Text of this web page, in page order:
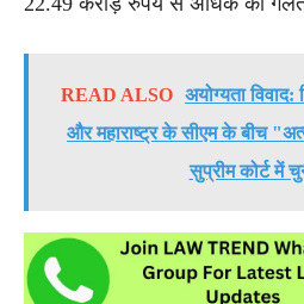
READ ALSO अयोग्यता
और महाराष्ट्र के सीएम के बीच
सुप्रीम कोर्ट में